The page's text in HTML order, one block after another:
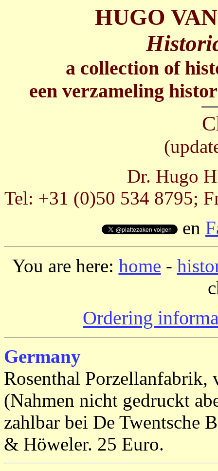
HUGO
a collection of
een verzameling
Dr. Hugo
Tel: +31 (0)50 534 8795;
en
You are here: home -
Ordering
Germany
Rosenthal Porzellanfabrik,
(Nahmen nicht gedruckt
zahlbar bei De Twentsche
& Höweler. 25 Euro.